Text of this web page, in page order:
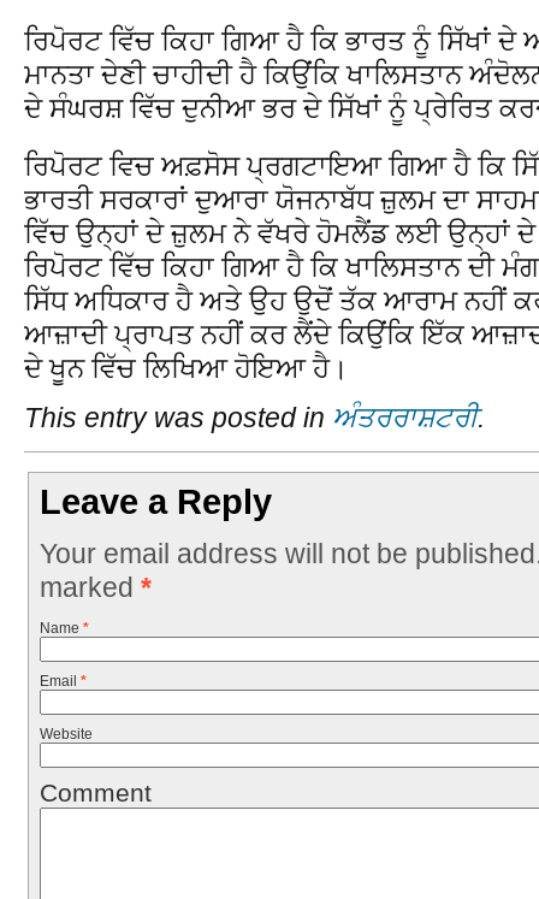
ਰਿਪੋਰਟ ਵਿੱਚ ਕਿਹਾ ਗਿਆ ਹੈ ਕਿ ਭਾਰਤ ਨੂੰ ਸਿੱਖਾਂ ਦੇ
ਮਾਨਤਾ ਦੇਣੀ ਚਾਹੀਦੀ ਹੈ ਕਿਉਂਕਿ ਖਾਲਿਸਤਾਨ
ਦੇ ਸੰਘਰਸ਼ ਵਿੱਚ ਦੁਨੀਆ ਭਰ ਦੇ ਸਿੱਖਾਂ ਨੂੰ ਪ੍ਰੇਰਿਤ
ਰਿਪੋਰਟ ਵਿਚ ਅਫ਼ਸੋਸ ਪ੍ਰਗਟਾਇਆ ਗਿਆ ਹੈ ਕਿ
ਭਾਰਤੀ ਸਰਕਾਰਾਂ ਦੁਆਰਾ ਯੋਜਨਾਬੱਧ ਜ਼ੁਲਮ ਦਾ
ਵਿੱਚ ਉਨ੍ਹਾਂ ਦੇ ਜ਼ੁਲਮ ਨੇ ਵੱਖਰੇ ਹੋਮਲੈਂਡ ਲਈ ਉਨ੍ਹਾਂ
ਰਿਪੋਰਟ ਵਿੱਚ ਕਿਹਾ ਗਿਆ ਹੈ ਕਿ ਖਾਲਿਸਤਾਨ ਦੀ
ਸਿੱਧ ਅਧਿਕਾਰ ਹੈ ਅਤੇ ਉਹ ਉਦੋਂ ਤੱਕ ਆਰਾਮ ਨਹੀਂ
ਆਜ਼ਾਦੀ ਪ੍ਰਾਪਤ ਨਹੀਂ ਕਰ ਲੈਂਦੇ ਕਿਉਂਕਿ ਇੱਕ
ਦੇ ਖੂਨ ਵਿੱਚ ਲਿਖਿਆ ਹੋਇਆ ਹੈ।
This entry was posted in ਅੰਤਰਰਾਸ਼ਟਰੀ.
Leave a Reply
Your email address will not be
marked *
Name *
Email *
Website
Comment